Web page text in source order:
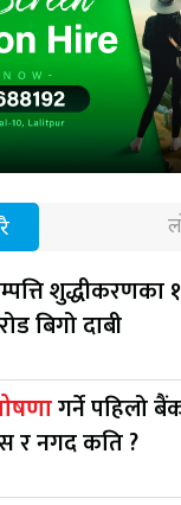
शुद्धीकरणका
बिगो दाबी
गर्ने पहिलो
र नगद कति ?